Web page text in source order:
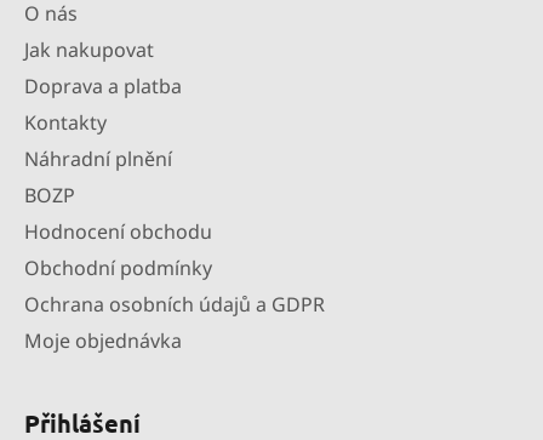
O nás
Jak nakupovat
Doprava a platba
Kontakty
Náhradní plnění
BOZP
Hodnocení obchodu
Obchodní podmínky
Ochrana osobních údajů a GDPR
Moje objednávka
Přihlášení